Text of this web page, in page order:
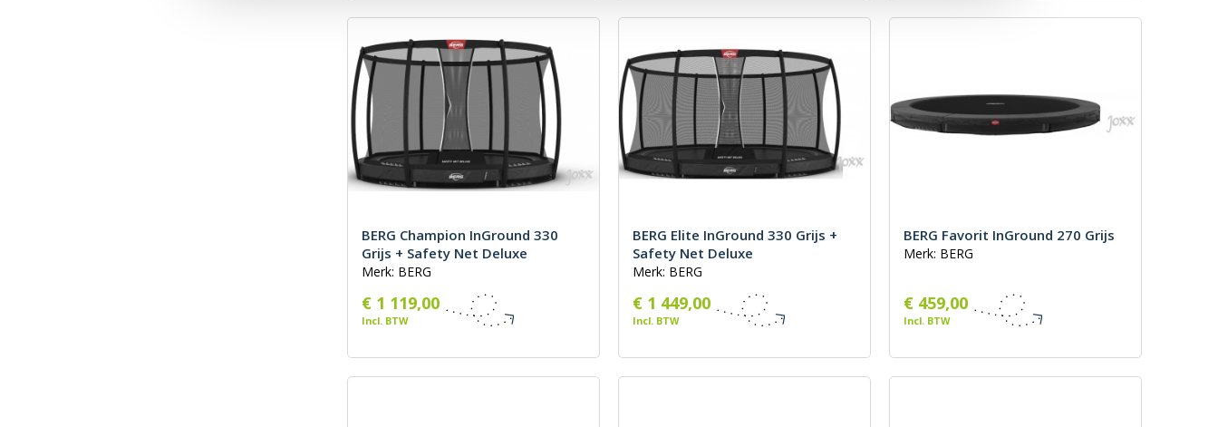
BERG Champion InGround 330
Grijs + Safety Net Deluxe
Merk: BERG
€ 1 119,00
Incl. BTW
BERG Elite InGround 330 Grijs +
Safety Net Deluxe
Merk: BERG
€ 1 449,00
Incl. BTW
BERG Favorit InGround 270 Grijs
Merk: BERG
€ 459,00
Incl. BTW